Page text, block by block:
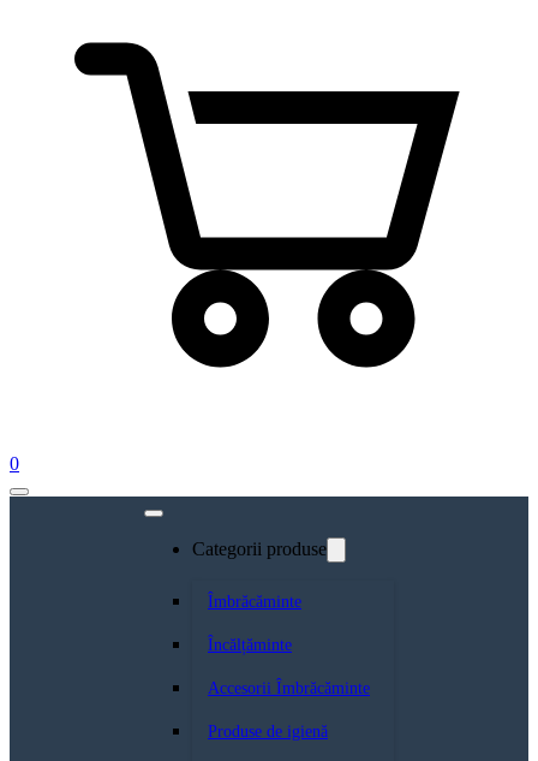
0
Categorii produse
Îmbrăcăminte
Încălțăminte
Accesorii Îmbrăcăminte
Produse de igienă